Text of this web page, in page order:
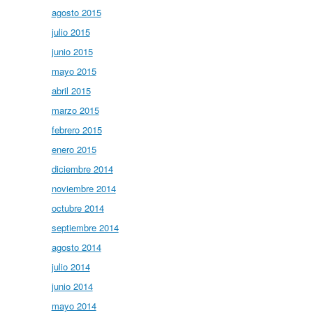
agosto 2015
julio 2015
junio 2015
mayo 2015
abril 2015
marzo 2015
febrero 2015
enero 2015
diciembre 2014
noviembre 2014
octubre 2014
septiembre 2014
agosto 2014
julio 2014
junio 2014
mayo 2014